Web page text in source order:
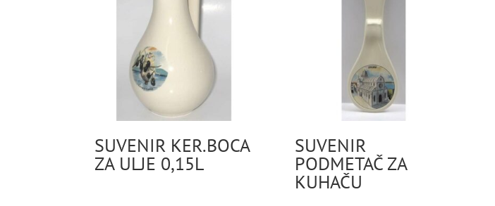
SUVENIR KER.BOCA
ZA ULJE 0,15L
SUVENIR
PODMETAČ ZA
KUHAČU